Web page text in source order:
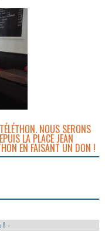
NOUS SERONS
LA PLACE JEAN
EN FAISANT UN DON !
! -